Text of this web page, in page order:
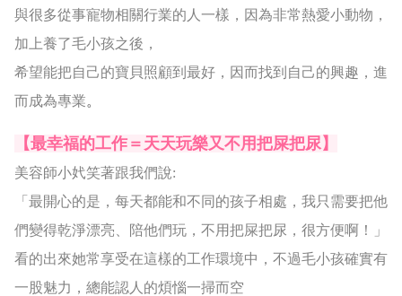
與很多從事寵物相關行業的人一樣，因為非常熱愛小動物，
加上養了毛小孩之後，
希望能把自己的寶貝照顧到最好，因而找到自己的興趣，進
而成為專業。
【最幸福的工作＝天天玩樂又不用把屎把尿】
美容師小㚤笑著跟我們說:
「最開心的是，每天都能和不同的孩子相處，我只需要把他
們變得乾淨漂亮、陪他們玩，不用把屎把尿，很方便啊！」
看的出來她常享受在這樣的工作環境中，不過毛小孩確實有
一股魅力，總能認人的煩惱一掃而空